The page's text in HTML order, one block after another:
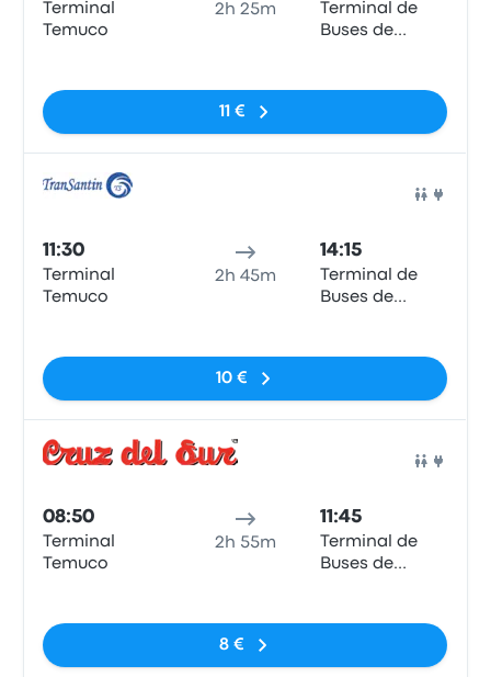
Terminal
Temuco
2h 25m
Terminal de
Buses de
11 €
11:30
Terminal
Temuco
2h 45m
14:15
Terminal de
Buses de
10 €
08:50
Terminal
Temuco
2h 55m
11:45
Terminal de
Buses de
8 €